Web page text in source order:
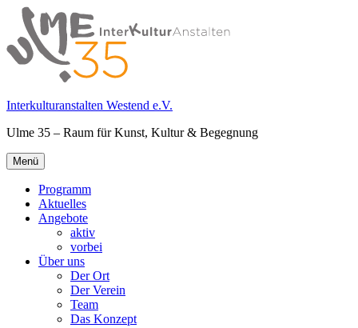
Springe
zum
Inhalt
Interkulturanstalten Westend e.V.
Ulme 35 – Raum für Kunst, Kultur & Begegnung
Primäres
Menü
Menü
Programm
Aktuelles
Angebote
aktiv
vorbei
Über uns
Der Ort
Der Verein
Team
Das Konzept